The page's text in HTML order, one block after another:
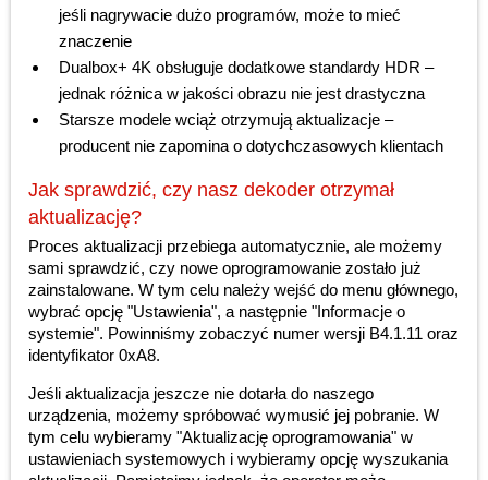
jeśli nagrywacie dużo programów, może to mieć
znaczenie
Dualbox+ 4K obsługuje dodatkowe standardy HDR –
jednak różnica w jakości obrazu nie jest drastyczna
Starsze modele wciąż otrzymują aktualizacje –
producent nie zapomina o dotychczasowych klientach
Jak sprawdzić, czy nasz dekoder otrzymał
aktualizację?
Proces aktualizacji przebiega automatycznie, ale możemy
sami sprawdzić, czy nowe oprogramowanie zostało już
zainstalowane. W tym celu należy wejść do menu głównego,
wybrać opcję "Ustawienia", a następnie "Informacje o
systemie". Powinniśmy zobaczyć numer wersji B4.1.11 oraz
identyfikator 0xA8.
Jeśli aktualizacja jeszcze nie dotarła do naszego
urządzenia, możemy spróbować wymusić jej pobranie. W
tym celu wybieramy "Aktualizację oprogramowania" w
ustawieniach systemowych i wybieramy opcję wyszukania